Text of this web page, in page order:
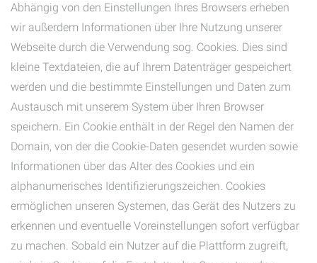
Abhängig von den Einstellungen Ihres Browsers erheben
wir außerdem Informationen über Ihre Nutzung unserer
Webseite durch die Verwendung sog. Cookies. Dies sind
kleine Textdateien, die auf Ihrem Datenträger gespeichert
werden und die bestimmte Einstellungen und Daten zum
Austausch mit unserem System über Ihren Browser
speichern. Ein Cookie enthält in der Regel den Namen der
Domain, von der die Cookie-Daten gesendet wurden sowie
Informationen über das Alter des Cookies und ein
alphanumerisches Identifizierungszeichen. Cookies
ermöglichen unseren Systemen, das Gerät des Nutzers zu
erkennen und eventuelle Voreinstellungen sofort verfügbar
zu machen. Sobald ein Nutzer auf die Plattform zugreift,